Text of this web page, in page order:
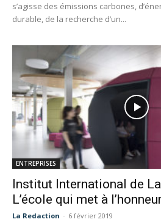
s’agisse des émissions carbones,
durable, de la recherche d’un...
ENTREPRISES
Institut International de
L’école qui met à
La Redaction - 6 février 2019